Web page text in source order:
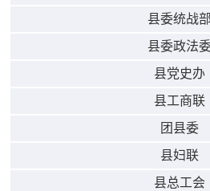
县委统战部
县委政法
县党史办
县工商联
团县委
县妇联
县总工会